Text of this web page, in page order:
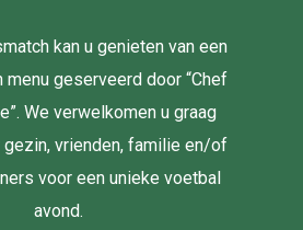
kan u genieten van een
geserveerd door “Chef
We verwelkomen u graag
gezin, vrienden, familie en/of
voor een unieke voetbal
avond.